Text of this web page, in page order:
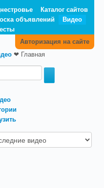
Каталог сайтов
объявлений
Видео
Авторизация на сайте
❤ Главная